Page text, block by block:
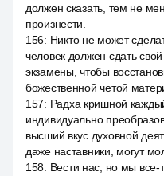
должен сказать, тем не
произнести.
156: Никто не может
человек должен сдать
экзамены, чтобы
божественной четой
157: Радха кришной
индивидуально
высший вкус духовной
даже наставники, могут
158: Вести нас, но мы все-